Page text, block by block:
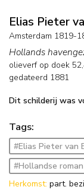
Elias Pieter
Amsterdam 1819-
Hollands
olieverf op doek
gedateerd 1881
Dit schilderij was
Tags:
#Elias Pieter van
#Hollandse
Herkomst: part.